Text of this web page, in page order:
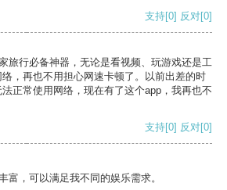
支持[0] 反对[0]
旅行必备神器，无论是看视频、玩游戏还是工
，再也不用担心网速卡顿了。以前出差的时
正常使用网络，现在有了这个app，我再也不
支持[0] 反对[0]
富，可以满足我不同的娱乐需求。